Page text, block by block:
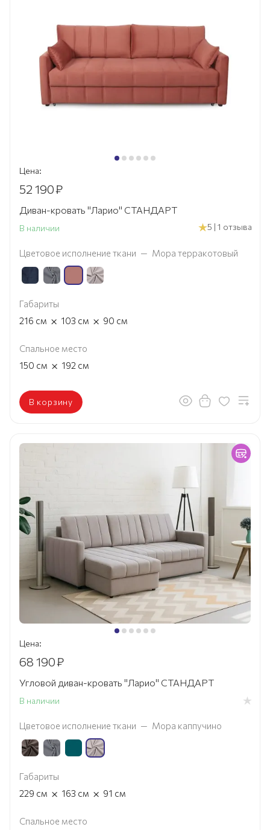
Цена:
52 190₽
Диван-кровать "Ларио" СТАНДАРТ
В наличии 5 | 1 отзыва
Цветовое исполнение ткани — Мора терракотовый
Габариты
216 см × 103 см × 90 см
Спальное место
150 см × 192 см
В корзину
Цена:
68 190₽
Угловой диван-кровать "Ларио" СТАНДАРТ
В наличии
Цветовое исполнение ткани — Мора каппучино
Габариты
229 см × 163 см × 91 см
Спальное место